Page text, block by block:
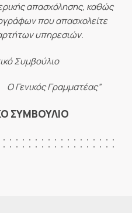
απασχόλησης, καθώς
που απασχολείτε
υπηρεσιών.
Συμβούλιο
Γραμματέας”
ΣΥΜΒΟΥΛΙΟ